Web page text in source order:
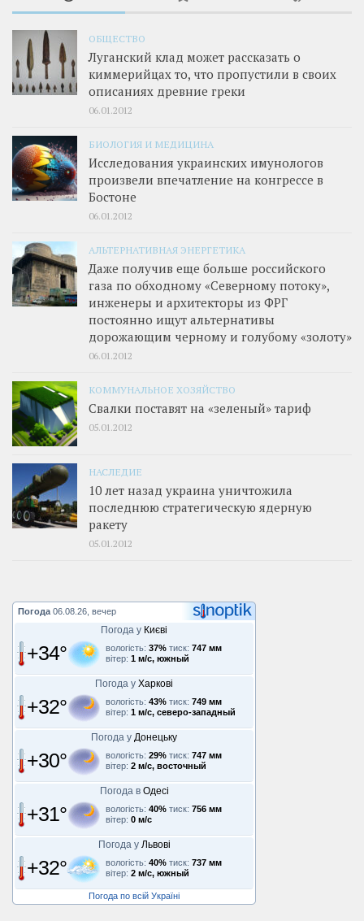
ОБЩЕСТВО
Луганский клад может рассказать о
киммерийцах то, что пропустили в своих
описаниях древние греки
06.01.2012
БИОЛОГИЯ И МЕДИЦИНА
Исследования украинских имунологов
произвели впечатление на конгрессе в
Бостоне
06.01.2012
АЛЬТЕРНАТИВНАЯ ЭНЕРГЕТИКА
Даже получив еще больше российского
газа по обходному «Северному потоку»,
инженеры и архитекторы из ФРГ
постоянно ищут альтернативы
дорожающим черному и голубому «золоту»
06.01.2012
КОММУНАЛЬНОЕ ХОЗЯЙСТВО
Свалки поставят на «зеленый» тариф
05.01.2012
НАСЛЕДИЕ
10 лет назад украина уничтожила
последнюю стратегическую ядерную
ракету
05.01.2012
Погода 06.08.26, вечер
Погода у Києві
+34° вологість: 37% тиск: 747 мм
вітер: 1 м/с, южный
Погода у Харкові
+32° вологість: 43% тиск: 749 мм
вітер: 1 м/с, северо-западный
Погода у Донецьку
+30° вологість: 29% тиск: 747 мм
вітер: 2 м/с, восточный
Погода в Одесі
+31° вологість: 40% тиск: 756 мм
вітер: 0 м/с
Погода у Львові
+32° вологість: 40% тиск: 737 мм
вітер: 2 м/с, южный
Погода по всій Україні